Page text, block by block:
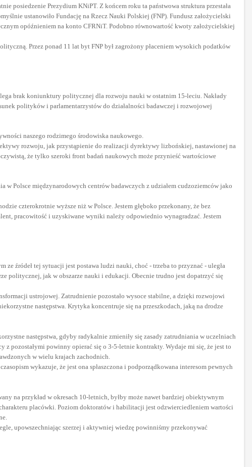
posiedzenie Prezydium KNiPT. Z końcem roku ta państwowa struktura przestała
ustanowiło Fundację na Rzecz Nauki Polskiej (FNP). Fundusz założycielski
opóźnieniem na konto CFRNiT. Podobno równowartość kwoty założycielskiej
Przez ponad 11 lat byt FNP był zagrożony płaceniem wysokich podatków
brak koniunktury politycznej dla rozwoju nauki w ostatnim 15-leciu. Nakłady
polityków i parlamentarzystów do działalności badawczej i rozwojowej
naszego rodzimego środowiska naukowego.
rozwoju, jak przystąpienie do realizacji dyrektywy lizbońskiej, nastawionej na
że tylko szeroki front badań naukowych może przynieść wartościowe
Polsce międzynarodowych centrów badawczych z udziałem cudzoziemców jako
czterokrotnie wyższe niż w Polsce. Jestem głęboko przekonany, że bez
pracowitość i uzyskiwane wyniki należy odpowiednio wynagradzać. Jestem
źródeł tej sytuacji jest postawa ludzi nauki, choć - trzeba to przyznać - uległa
politycznej, jak w obszarze nauki i edukacji. Obecnie trudno jest dopatrzyć się
ustrojowej. Zatrudnienie pozostało wysoce stabilne, a dzięki rozwojowi
następstwa. Krytyka koncentruje się na przeszkodach, jaką na drodze
następstwa, gdyby radykalnie zmieniły się zasady zatrudniania w uczelniach
pozostałymi powinny opierać się o 3-5-letnie kontrakty. Wydaje mi się, że jest to
w wielu krajach zachodnich.
wykazuje, że jest ona spłaszczona i podporządkowana interesom pewnych
na przykład w okresach 10-letnich, byłby może nawet bardziej obiektywnym
placówki. Poziom doktoratów i habilitacji jest odzwierciedleniem wartości
upowszechniając szerzej i aktywniej wiedzę powinniśmy przekonywać